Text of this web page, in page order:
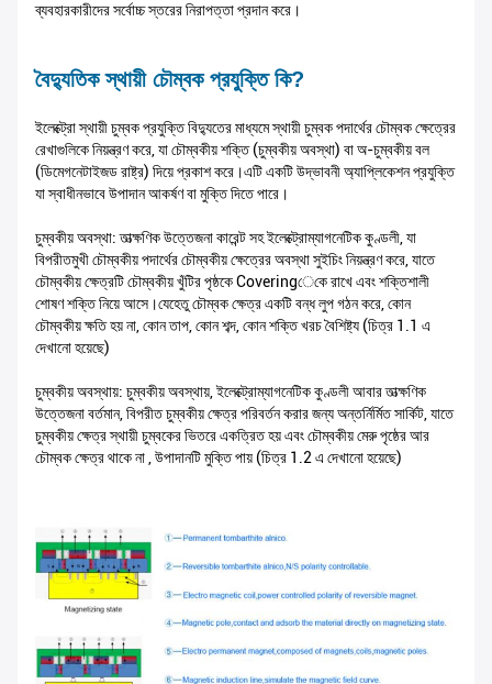
ব্যবহারকারীদের সর্বোচ্চ স্তরের নিরাপত্তা প্রদান করে।
বৈদ্যুতিক স্থায়ী চৌম্বক প্রযুক্তি কি?
ইলেক্ট্রো স্থায়ী চুম্বক প্রযুক্তি বিদ্যুতের মাধ্যমে স্থায়ী চুম্বক পদার্থের চৌম্বক ক্ষেত্রের
রেখাগুলিকে নিয়ন্ত্রণ করে, যা চৌম্বকীয় শক্তি (চুম্বকীয় অবস্থা) বা অ-চুম্বকীয় বল
(ডিমেগনেটাইজড রাষ্ট্র) দিয়ে প্রকাশ করে।এটি একটি উদ্ভাবনী অ্যাপ্লিকেশন প্রযুক্তি
যা স্বাধীনভাবে উপাদান আকর্ষণ বা মুক্তি দিতে পারে।
চুম্বকীয় অবস্থা: তাত্ক্ষণিক উত্তেজনা কারেন্ট সহ ইলেক্ট্রোম্যাগনেটিক কুণ্ডলী, যা
বিপরীতমুখী চৌম্বকীয় পদার্থের চৌম্বকীয় ক্ষেত্রের অবস্থা সুইচিং নিয়ন্ত্রণ করে, যাতে
চৌম্বকীয় ক্ষেত্রটি চৌম্বকীয় খুঁটির পৃষ্ঠকে Coveringেকে রাখে এবং শক্তিশালী
শোষণ শক্তি নিয়ে আসে।যেহেতু চৌম্বক ক্ষেত্র একটি বন্ধ লুপ গঠন করে, কোন
চৌম্বকীয় ক্ষতি হয় না, কোন তাপ, কোন শব্দ, কোন শক্তি খরচ বৈশিষ্ট্য (চিত্র 1.1 এ
দেখানো হয়েছে)
চুম্বকীয় অবস্থায়: চুম্বকীয় অবস্থায়, ইলেক্ট্রোম্যাগনেটিক কুণ্ডলী আবার তাত্ক্ষণিক
উত্তেজনা বর্তমান, বিপরীত চুম্বকীয় ক্ষেত্র পরিবর্তন করার জন্য অন্তর্নির্মিত সার্কিট, যাতে
চুম্বকীয় ক্ষেত্র স্থায়ী চুম্বকের ভিতরে একত্রিত হয় এবং চৌম্বকীয় মেরু পৃষ্ঠের আর
চৌম্বক ক্ষেত্র থাকে না , উপাদানটি মুক্তি পায় (চিত্র 1.2 এ দেখানো হয়েছে)